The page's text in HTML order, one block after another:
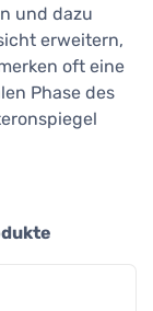
und dazu
erweitern,
oft eine
Phase des